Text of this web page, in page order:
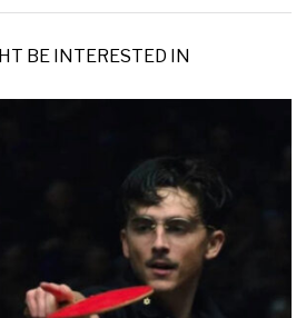
BE INTERESTED IN